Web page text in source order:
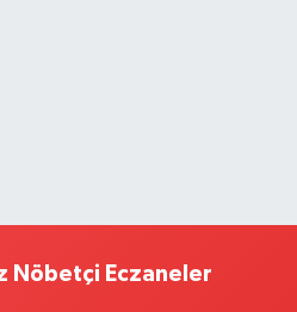
Nöbetçi Eczaneler